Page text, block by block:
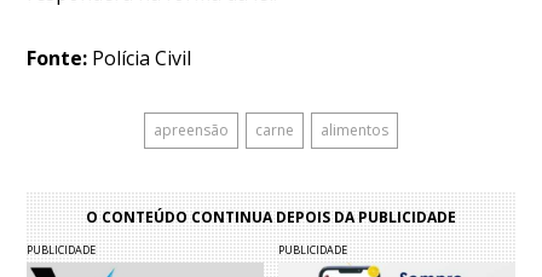
Fonte: Polícia Civil
apreensão carne alimentos
O CONTEÚDO CONTINUA DEPOIS DA PUBLICIDADE
PUBLICIDADE PUBLICIDADE